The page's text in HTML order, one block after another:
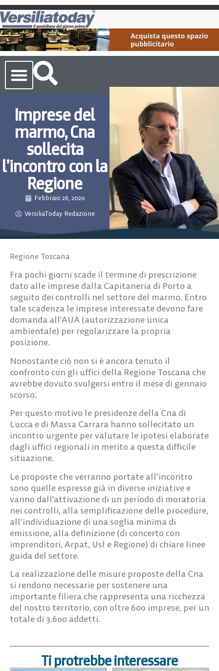
Imprese del
marmo, Cna
sollecita
l’incontro con la
Regione
Febbraio 26, 2020
VersiliaToday Redazione
Regione Toscana
Fra pochi giorni scade il termine di prescrizione
dato alle imprese dalla Capitaneria di Porto a
seguito dei controlli nel settore del marmo. Entro
tale scadenza le imprese interessate devono fare
domanda all’AUA (autorizzazione unica
ambientale) per regolarizzare la propria
posizione.
Nonostante ciò non si è ancora tenuto il
confronto con gli uffici della Regione Toscana che
avrebbe dovuto svolgersi entro il mese di gennaio
scorso.
Per questo motivo le presidenze della Cna di
Lucca e di Massa Carrara hanno sollecitato un
incontro urgente per valutare le ipotesi elaborate
dagli uffici regionali in merito a questa difficile
situazione.
Le proposte che verranno portate all’incontro
sono quelle espresse già in diverse iniziative e
vanno dall’attivazione di un periodo di moratoria
nei controlli, alla semplificazione delle procedure,
all’individuazione di una soglia minima di
emissione, alla definizione (di concerto con
imprenditori, Arpat, Usl e Regione) di chiare linee
guida del settore.
La realizzazione delle misure proposte della Cna
si rendono necessarie per sostenere una
importante filiera che rappresenta una ricchezza
del nostro territorio, con oltre 600 imprese, per un
totale di 3.600 addetti.
Ti protrebbe interessare